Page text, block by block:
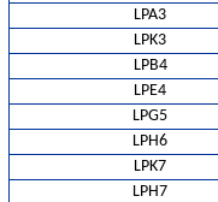
LPA3
LPK3
LPB4
LPE4
LPG5
LPH6
LPK7
LPH7